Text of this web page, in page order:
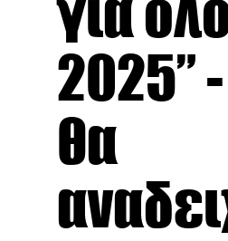
2025”
θα